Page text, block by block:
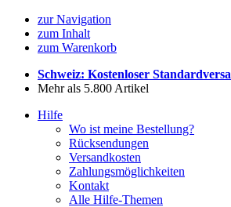
zur Navigation
zum Inhalt
zum Warenkorb
Schweiz: Kostenloser
Mehr als 5.800 Artikel
Hilfe
Wo ist meine Bestellung?
Rücksendungen
Versandkosten
Zahlungsmöglichkeiten
Kontakt
Alle Hilfe-Themen